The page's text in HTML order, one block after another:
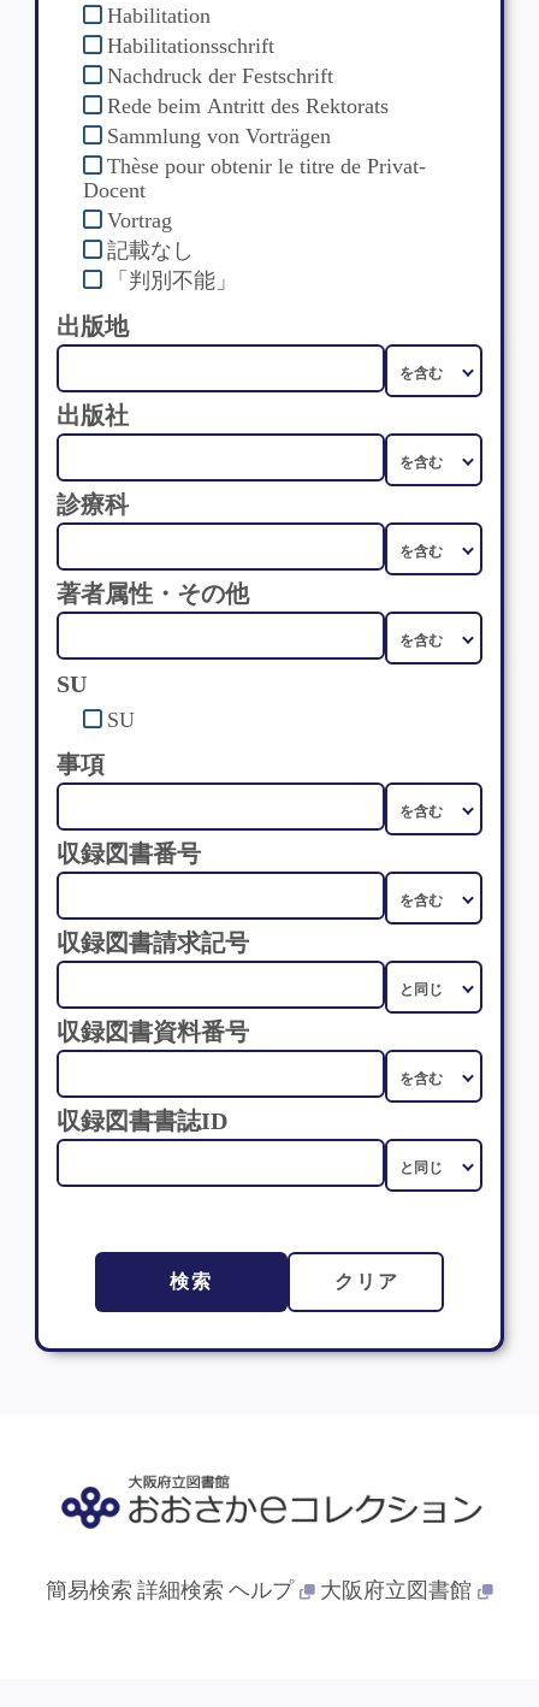
Habilitation
Habilitationsschrift
Nachdruck der Festschrift
Rede beim Antritt des Rektorats
Sammlung von Vorträgen
Thèse pour obtenir le titre de Privat-
Docent
Vortrag
記載なし
「判別不能」
出版地
出版社
診療科
著者属性・その他
SU
SU
事項
収録図書番号
収録図書請求記号
収録図書資料番号
収録図書書誌ID
検索 クリア
簡易検索 詳細検索 ヘルプ 大阪府立図書館